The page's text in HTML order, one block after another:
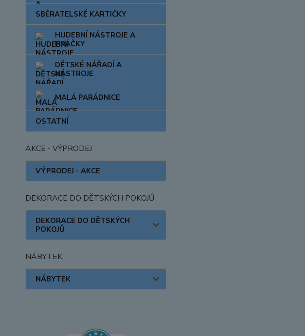
SBĚRATELSKÉ KARTIČKY
HUDEBNÍ NÁSTROJE A
HRAČKY
DĚTSKÉ NÁŘADÍ A
NÁSTROJE
MALÁ PARÁDNICE
OSTATNÍ
AKCE - VÝPRODEJ
VÝPRODEJ - AKCE
DEKORACE DO DĚTSKÝCH POKOJŮ
DEKORACE DO DĚTSKÝCH
POKOJŮ
NÁBYTEK
NÁBYTEK